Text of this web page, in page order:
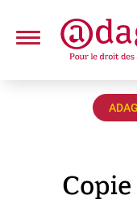
contenu
Copie